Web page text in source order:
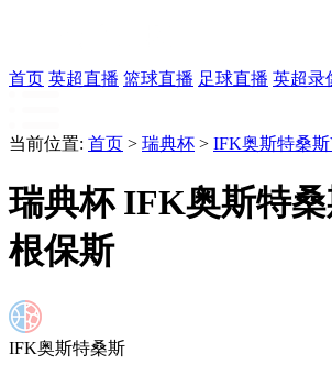
首页 英超直播 篮球直播 足球直播 英超录
当前位置: 首页 > 瑞典杯 > IFK奥斯特桑
瑞典杯 IFK奥斯特
根保斯
IFK奥斯特桑斯